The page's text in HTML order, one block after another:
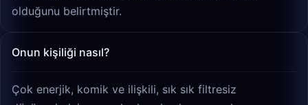
olduğunu belirtmiştir.
Onun kişiliği nasıl?
Çok enerjik, komik ve ilişkili, sık sık filtresiz